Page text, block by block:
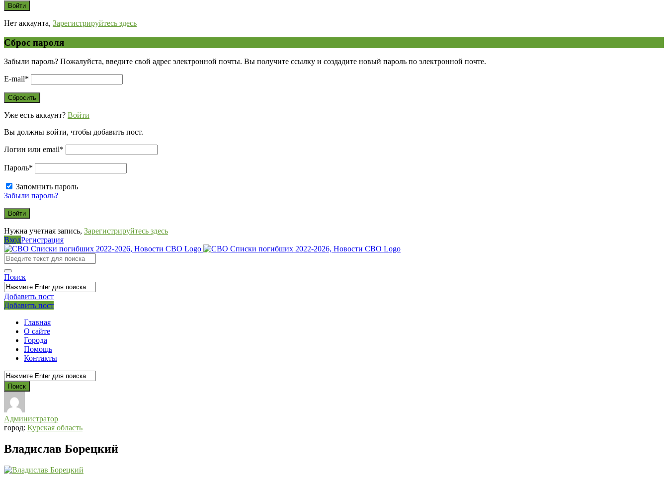
Нет аккаунта, Зарегистрируйтесь здесь
Сброс пароля
Забыли пароль? Пожалуйста, введите свой адрес электронной почты. Вы получите ссылку и создадите новый пароль по электронной почте.
E-mail*
Уже есть аккаунт? Войти
Вы должны войти, чтобы добавить пост.
Логин или email*
Пароль*
Запомнить пароль
Забыли пароль?
Нужна учетная запись, Зарегистрируйтесь здесь
ВходРегистрация
СВО
Списки
погибших
2022-
2026,
Новости
СВО
Поиск
Добавить пост
Мобильное
меню
Выйти
Добавить пост
Главная
О сайте
Города
Помощь
Контакты
Администратор
город: Курская область
Владислав Борецкий